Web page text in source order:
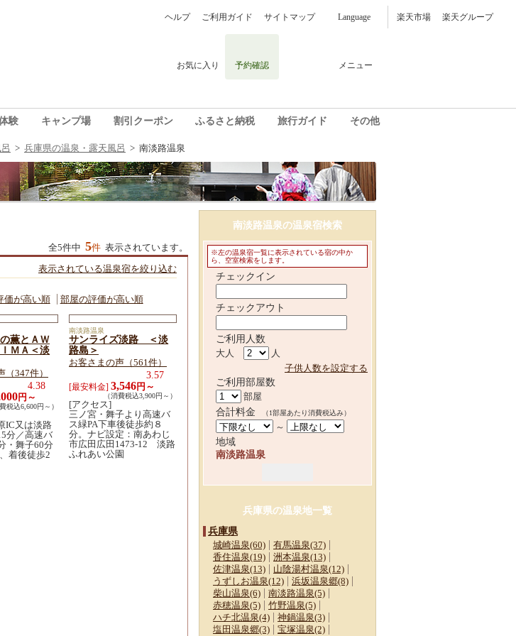
ヘルプ ご利用ガイド サイトマップ Language 楽天市場 楽天グループ
お気に入り 予約確認 メニュー
験 キャンプ場 割引クーポン ふるさと納税 旅行ガイド その他
> 兵庫県の温泉・露天風呂 > 南淡路温泉
全5件中 5件 表示されています。
表示されている温泉宿を絞り込む
価が高い順 部屋の評価が高い順
薫とＡＷ
ＭＡ＜淡
（347件）
4.38
円～
費税込6,600円～）
IC又は淡路
分／高速バ
・舞子60分
着後徒歩2
南淡路温泉
サンライズ淡路 ＜淡
路島＞
お客さまの声（561件）
3.57
[最安料金] 3,546円～
（消費税込3,900円～）
[アクセス]
三ノ宮・舞子より高速バ
ス緑PA下車後徒歩約８
分。ナビ設定：南あわじ
市広田広田1473-12 淡路
ふれあい公園
南淡路温泉の温泉宿検索
※左の温泉宿一覧に表示されている宿の中か
ら、空室検索をします。
チェックイン
チェックアウト
ご利用人数
大人
人
子供人数を設定する
ご利用部屋数
部屋
合計料金 （1部屋あたり消費税込み）
～
地域
南淡路温泉
兵庫県の温泉地一覧
兵庫県
城崎温泉(60)
有馬温泉(37)
香住温泉(19)
洲本温泉(13)
佐津温泉(13)
山陰湯村温泉(12)
うずしお温泉(12)
浜坂温泉郷(8)
柴山温泉(6)
南淡路温泉(5)
赤穂温泉(5)
竹野温泉(5)
ハチ北温泉(4)
神鍋温泉(3)
塩田温泉郷(3)
宝塚温泉(2)